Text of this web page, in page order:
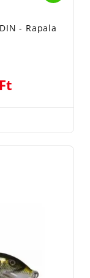
- Rapala